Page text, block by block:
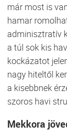
már most is
hamar
adminisztratív
a túl sok kis
kockázatot
nagy hiteltől
a kisebbnek
szoros havi
Mekkora